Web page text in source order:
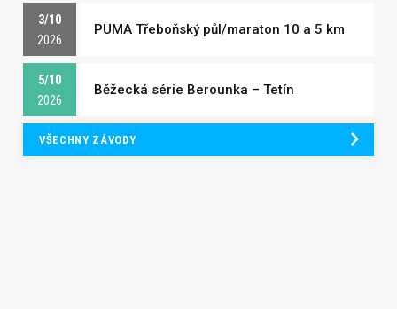
3/10
2026
PUMA Třeboňský půl/maraton 10 a 5 km
5/10
2026
Běžecká série Berounka – Tetín
VŠECHNY ZÁVODY